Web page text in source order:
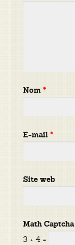
Nom*
E-mail*
Site web
Math Captcha
3 + 4 =